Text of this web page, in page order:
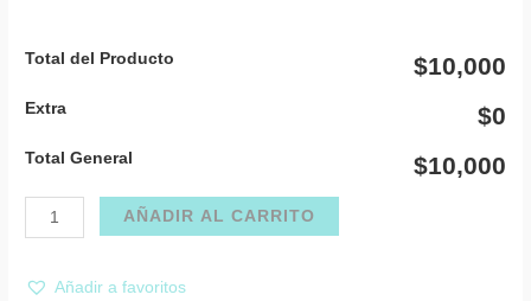
Total del Producto $10,000
Extra $0
Total General $10,000
Pulsera
amuleto
AÑADIR AL CARRITO
Añadir a favoritos